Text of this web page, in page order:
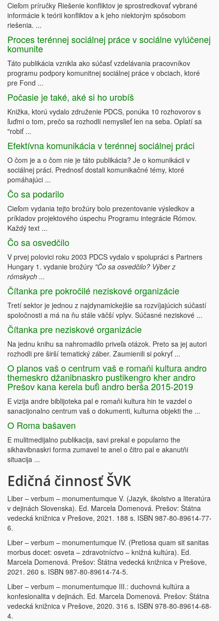
Cieľom príručky Riešenie konfliktov je sprostredkovať vybrané
informácie k teórii konfliktov a k jeho niektorým spôsobom
riešenia. ...
Proces terénnej sociálnej práce v sociálne vylúčenej
komunite
Táto publikácia vznikla ako súčasť vzdelávania pracovníkov
programu podpory komunitnej sociálnej práce v obciach, ktoré
pre Fond ...
Počasie je také, aké si ho urobíš
Knižka, ktorú vydalo združenie PDCS, ponúka 10 rozhovorov s
ľuďmi o tom, prečo sa rozhodli nemyslieť len na seba. Oplatí sa
"robiť ...
Efektívna komunikácia v terénnej sociálnej práci
O čom je a o čom nie je táto publikácia? Je o komunikácii v
sociálnej práci. Prednosť dostali komunikačné témy, ktoré
pomáhajúci ...
Čo sa podarilo
Cieľom vydania tejto brožúry bolo prezentovanie výsledkov a
príkladov projektového úspechu Programu integrácie Rómov.
Každý text ...
Čo sa osvedčilo
V prvej polovici roku 2003 PDCS vydalo v spolupráci s Partners
Hungary 1. vydanie brožúry "Čo sa osvedčilo? Výber z
rómskych ...
Čítanka pre pokročilé neziskové organizácie
Tretí sektor je jednou z najdynamickejšie sa rozvíjajúcich súčastí
spoločnosti a má na ňu stále väčší vplyv. Súčasné neziskové ...
Čítanka pre neziskové organizácie
Na jednu knihu sa nahromadilo priveľa otázok. Preto sa jej autori
rozhodli pre širší tematický záber. Zaumienili si pokryť ...
O planos vaš o centrum vaš e romaňi kultura andro
themeskro džanibnaskro pustikengro kher andro
Prešov kana kerela buťi andro berša 2015-2019
E vizija andre biblijoteka pal e romaňi kultura hin te vazdel o
sanacijonalno centrum vaš o dokumenti, kulturna objekti the ...
O Roma bašaven
E mulitmedijalno publikacija, savi prekal e popularno the
sikhavibnaskri forma zumavel te anel o čitro pal e akanutňi
situacija ...
Edičná činnosť ŠVK
Liber – verbum – monumentumque V. (Jazyk, školstvo a literatúra
v dejinách Slovenska). Ed. Marcela Domenová. Prešov: Štátna
vedecká knižnica v Prešove, 2021. 188 s. ISBN 987-80-89614-77-
6.
Liber – verbum – monumentumque IV. (Pretiosa quam sit sanitas
morbus docet: osveta – zdravotníctvo – knižná kultúra). Ed.
Marcela Domenová. Prešov: Štátna vedecká knižnica v Prešove,
2021. 260 s. ISBN 987-80-89614-74-5.
Liber – verbum – monumentumque III.: duchovná kultúra a
konfesionalita v dejinách. Ed. Marcela Domenová. Prešov: Štátna
vedecká knižnica v Prešove, 2020. 316 s. ISBN 978-80-89614-68-
4.